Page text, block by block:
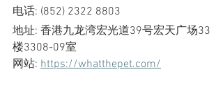
电话: (852) 2322 8803
地址: 香港九龙湾宏光道39号宏天广场33
楼3308-09室
网站: https://whatthepet.com/